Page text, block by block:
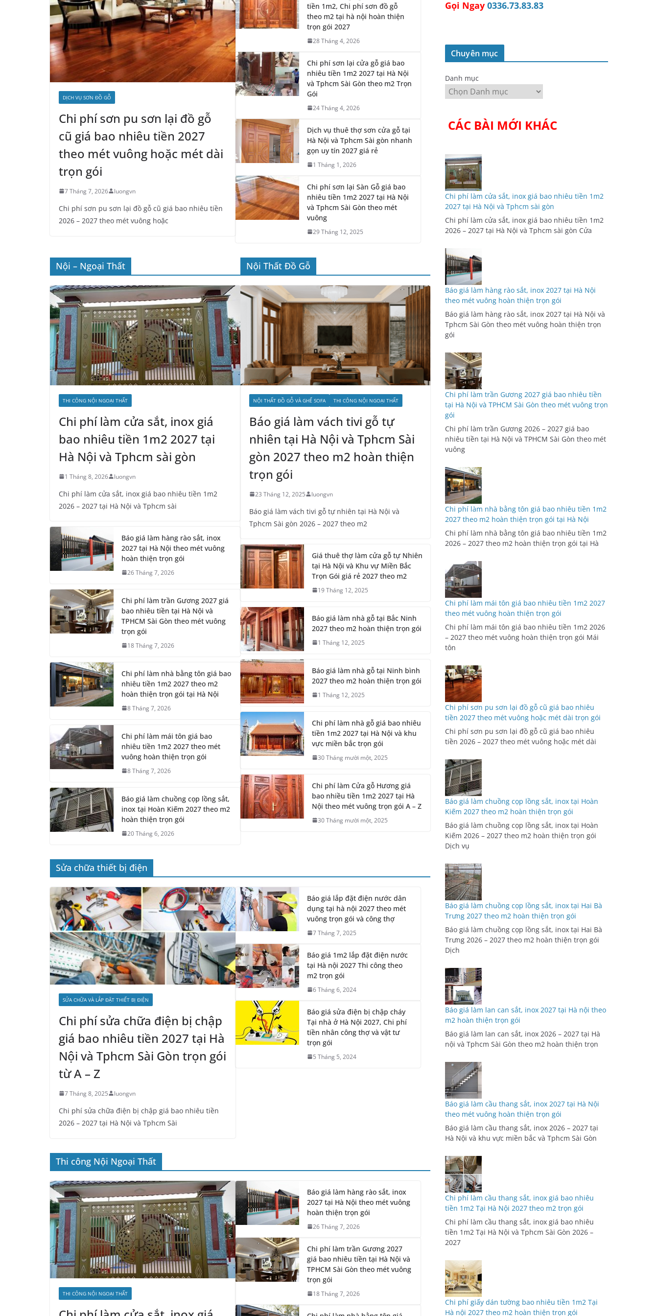
DỊCH VỤ SƠN ĐỒ GỖ
Chi phí sơn pu sơn lại đồ gỗ
cũ giá bao nhiêu tiền 2027
theo mét vuông hoặc mét dài
trọn gói
7 Tháng 7, 2026 luongvn
Chi phí sơn pu sơn lại đồ gỗ cũ giá bao nhiêu tiền
2026 – 2027 theo mét vuông hoặc
Chi phí sơn lại cửa gỗ giá bao
nhiêu tiền 1m2 2027 tại Hà Nội
Gói
24 Tháng 4, 2026
Dịch vụ thuê thợ sơn cửa gỗ tại
Hà Nội và Tphcm Sài gòn nhanh
Chi phí sơn lại Sàn Gỗ giá bao
nhiêu tiền 1m2 2027 tại Hà Nội
vuông
29 Tháng 12, 2025
Nội – Ngoại Thất
THI CÔNG NỘI NGOẠI THẤT
Chi phí làm cửa sắt, inox giá
bao nhiêu tiền 1m2 2027 tại
Hà Nội và Tphcm sài gòn
1 Tháng 8, 2026 luongvn
Chi phí làm cửa sắt, inox giá bao nhiêu tiền 1m2
2026 – 2027 tại Hà Nội và Tphcm sài
Báo giá làm hàng rào sắt, inox
2027 tại Hà Nội theo mét vuông
hoàn thiện trọn gói
Chi phí làm trần Gương 2027 giá
bao nhiêu tiền tại Hà Nội và
TPHCM Sài Gòn theo mét vuông
18 Tháng 7, 2026
Chi phí làm nhà bằng tôn giá bao
nhiêu tiền 1m2 2027 theo m2
hoàn thiện trọn gói tại Hà Nội
Chi phí làm mái tôn giá bao
nhiêu tiền 1m2 2027 theo mét
vuông hoàn thiện trọn gói
Báo giá làm chuồng cọp lồng sắt,
inox tại Hoàn Kiếm 2027 theo m2
hoàn thiện trọn gói
Nội Thất Đồ Gỗ
NỘI THẤT ĐỒ GỖ VÀ GHẾ SOFA THI CÔNG NỘI NGOẠI THẤT
Báo giá làm vách tivi gỗ tự
nhiên tại Hà Nội và Tphcm Sài
gòn 2027 theo m2 hoàn thiện
trọn gói
23 Tháng 12, 2025 luongvn
Báo giá làm vách tivi gỗ tự nhiên tại Hà Nội và
Tphcm Sài gòn 2026 – 2027 theo m2
Giá thuê thợ làm cửa gỗ tự Nhiên
tại Hà Nội và Khu vự Miền Bắc
Trọn Gói giá rẻ 2027 theo m2
Báo giá làm nhà gỗ tại Bắc Ninh
2027 theo m2 hoàn thiện trọn gói
1 Tháng 12, 2025
Báo giá làm nhà gỗ tại Ninh bình
2027 theo m2 hoàn thiện trọn gói
1 Tháng 12, 2025
Chi phí làm nhà gỗ giá bao nhiêu
tiền 1m2 2027 tại Hà Nội và khu
vực miền bắc trọn gói
Chi phí làm Cửa gỗ Hương giá
bao nhiều tiền 1m2 2027 tại Hà
Nội theo mét vuông trọn gói A – Z
Sửa chữa thiết bị điện
SỬA CHỮA VÀ LẮP ĐẶT THIẾT BỊ ĐIỆN
Chi phí sửa chữa điện bị chập
giá bao nhiêu tiền 2027 tại Hà
Nội và Tphcm Sài Gòn trọn gói
từ A – Z
7 Tháng 8, 2025 luongvn
Chi phí sửa chữa điện bị chập giá bao nhiêu tiền
2026 – 2027 tại Hà Nội và Tphcm Sài
Báo giá 1m2 lắp đặt điện nước
tại Hà nội 2027 Thi công theo
Báo giá sửa điện bị chập cháy
Tại nhà ở Hà Nội 2027, Chi phí
trọn gói
5 Tháng 5, 2024
Thi công Nội Ngoại Thất
THI CÔNG NỘI NGOẠI THẤT
Chi phí làm cửa sắt, inox giá
bao nhiêu tiền 1m2 2027 tại
Hà Nội và Tphcm sài gòn
Chi phí làm trần Gương 2027
giá bao nhiêu tiền tại Hà Nội và
trọn gói
18 Tháng 7, 2026
Chi phí làm nhà bằng tôn giá
bao nhiêu tiền 1m2 2027 theo
Nội
8 Tháng 7, 2026
Chuyên mục
CÁC BÀI MỚI KHÁC
2027 tại Hà Nội và Tphcm sài gòn
Chi phí làm cửa sắt, inox giá bao nhiêu tiền 1m2
2026 – 2027 tại Hà Nội và Tphcm sài gòn Cửa
theo mét vuông hoàn thiện trọn gói
Báo giá làm hàng rào sắt, inox 2027 tại Hà Nội và
Tphcm Sài Gòn theo mét vuông hoàn thiện trọn
gói
tại Hà Nội và TPHCM Sài Gòn theo mét vuông trọn
gói
Chi phí làm trần Gương 2026 – 2027 giá bao
nhiêu tiền tại Hà Nội và TPHCM Sài Gòn theo mét
vuông
2027 theo m2 hoàn thiện trọn gói tại Hà Nội
Chi phí làm nhà bằng tôn giá bao nhiêu tiền 1m2
2026 – 2027 theo m2 hoàn thiện trọn gói tại Hà
theo mét vuông hoàn thiện trọn gói
Chi phí làm mái tôn giá bao nhiêu tiền 1m2 2026
– 2027 theo mét vuông hoàn thiện trọn gói Mái
tôn
tiền 2027 theo mét vuông hoặc mét dài trọn gói
Chi phí sơn pu sơn lại đồ gỗ cũ giá bao nhiêu
tiền 2026 – 2027 theo mét vuông hoặc mét dài
Kiếm 2027 theo m2 hoàn thiện trọn gói
Báo giá làm chuồng cọp lồng sắt, inox tại Hoàn
Kiếm 2026 – 2027 theo m2 hoàn thiện trọn gói
Dịch vụ
Trưng 2027 theo m2 hoàn thiện trọn gói
Báo giá làm chuồng cọp lồng sắt, inox tại Hai Bà
Trưng 2026 – 2027 theo m2 hoàn thiện trọn gói
Dịch
m2 hoàn thiện trọn gói
Báo giá làm lan can sắt, inox 2026 – 2027 tại Hà
nội và Tphcm Sài Gòn theo m2 hoàn thiện trọn
theo mét vuông hoàn thiện trọn gói
Báo giá làm cầu thang sắt, inox 2026 – 2027 tại
Hà Nội và khu vực miền bắc và Tphcm Sài Gòn
tiền 1m2 Tại Hà Nội 2027 theo m2 trọn gói
Chi phí làm cầu thang sắt, inox giá bao nhiêu
tiền 1m2 Tại Hà Nội và Tphcm Sài Gòn 2026 –
2027
Hà nội 2027 theo m2 hoàn thiện trọn gói
Chi phí giấy dán tường bao nhiêu tiền 1m2 Tại
Hà nội VÀ Tphcm Sài Gòn năm 2026 – 2027 theo
m2